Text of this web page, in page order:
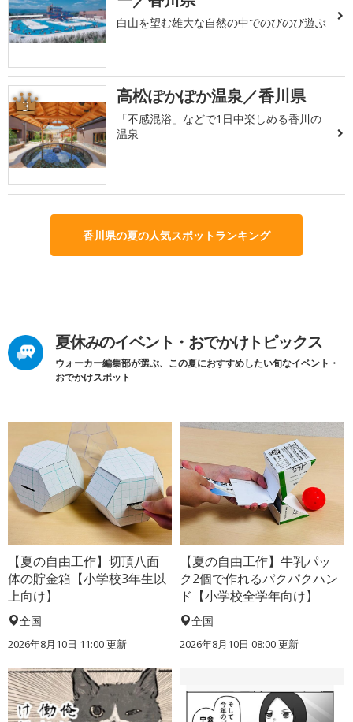
白山を望む雄大な自然の中でのびのび遊ぶ
3 高松ぽかぽか温泉／香川県
「不感混浴」などで1日中楽しめる香川の
温泉
香川県の夏の人気スポットランキング
夏休みのイベント・おでかけトピックス
ウォーカー編集部が選ぶ、この夏におすすめしたい旬なイベント・
おでかけスポット
【夏の自由工作】切頂八面
体の貯金箱【小学校3年生以
上向け】
全国
2026年8月10日 11:00更新
【夏の自由工作】牛乳パッ
ク2個で作れるパクパクハン
ド【小学校全学年向け】
全国
2026年8月10日 08:00更新